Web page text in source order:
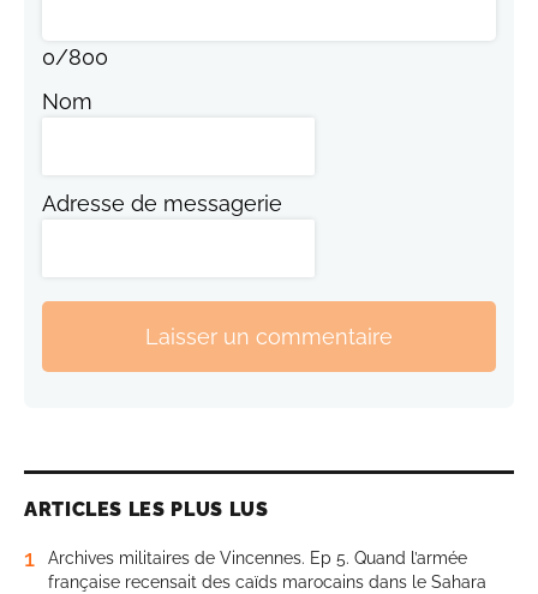
0/800
Nom
Adresse de messagerie
Laisser un commentaire
ARTICLES LES PLUS LUS
1
Archives militaires de Vincennes. Ep 5. Quand l’armée
française recensait des caïds marocains dans le Sahara